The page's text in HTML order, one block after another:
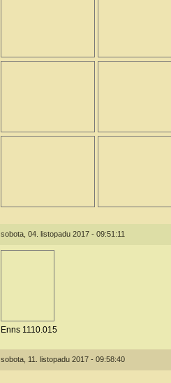
sobota, 04. listopadu 2017 - 09:51:11
Enns 1110.015
sobota, 11. listopadu 2017 - 09:58:40